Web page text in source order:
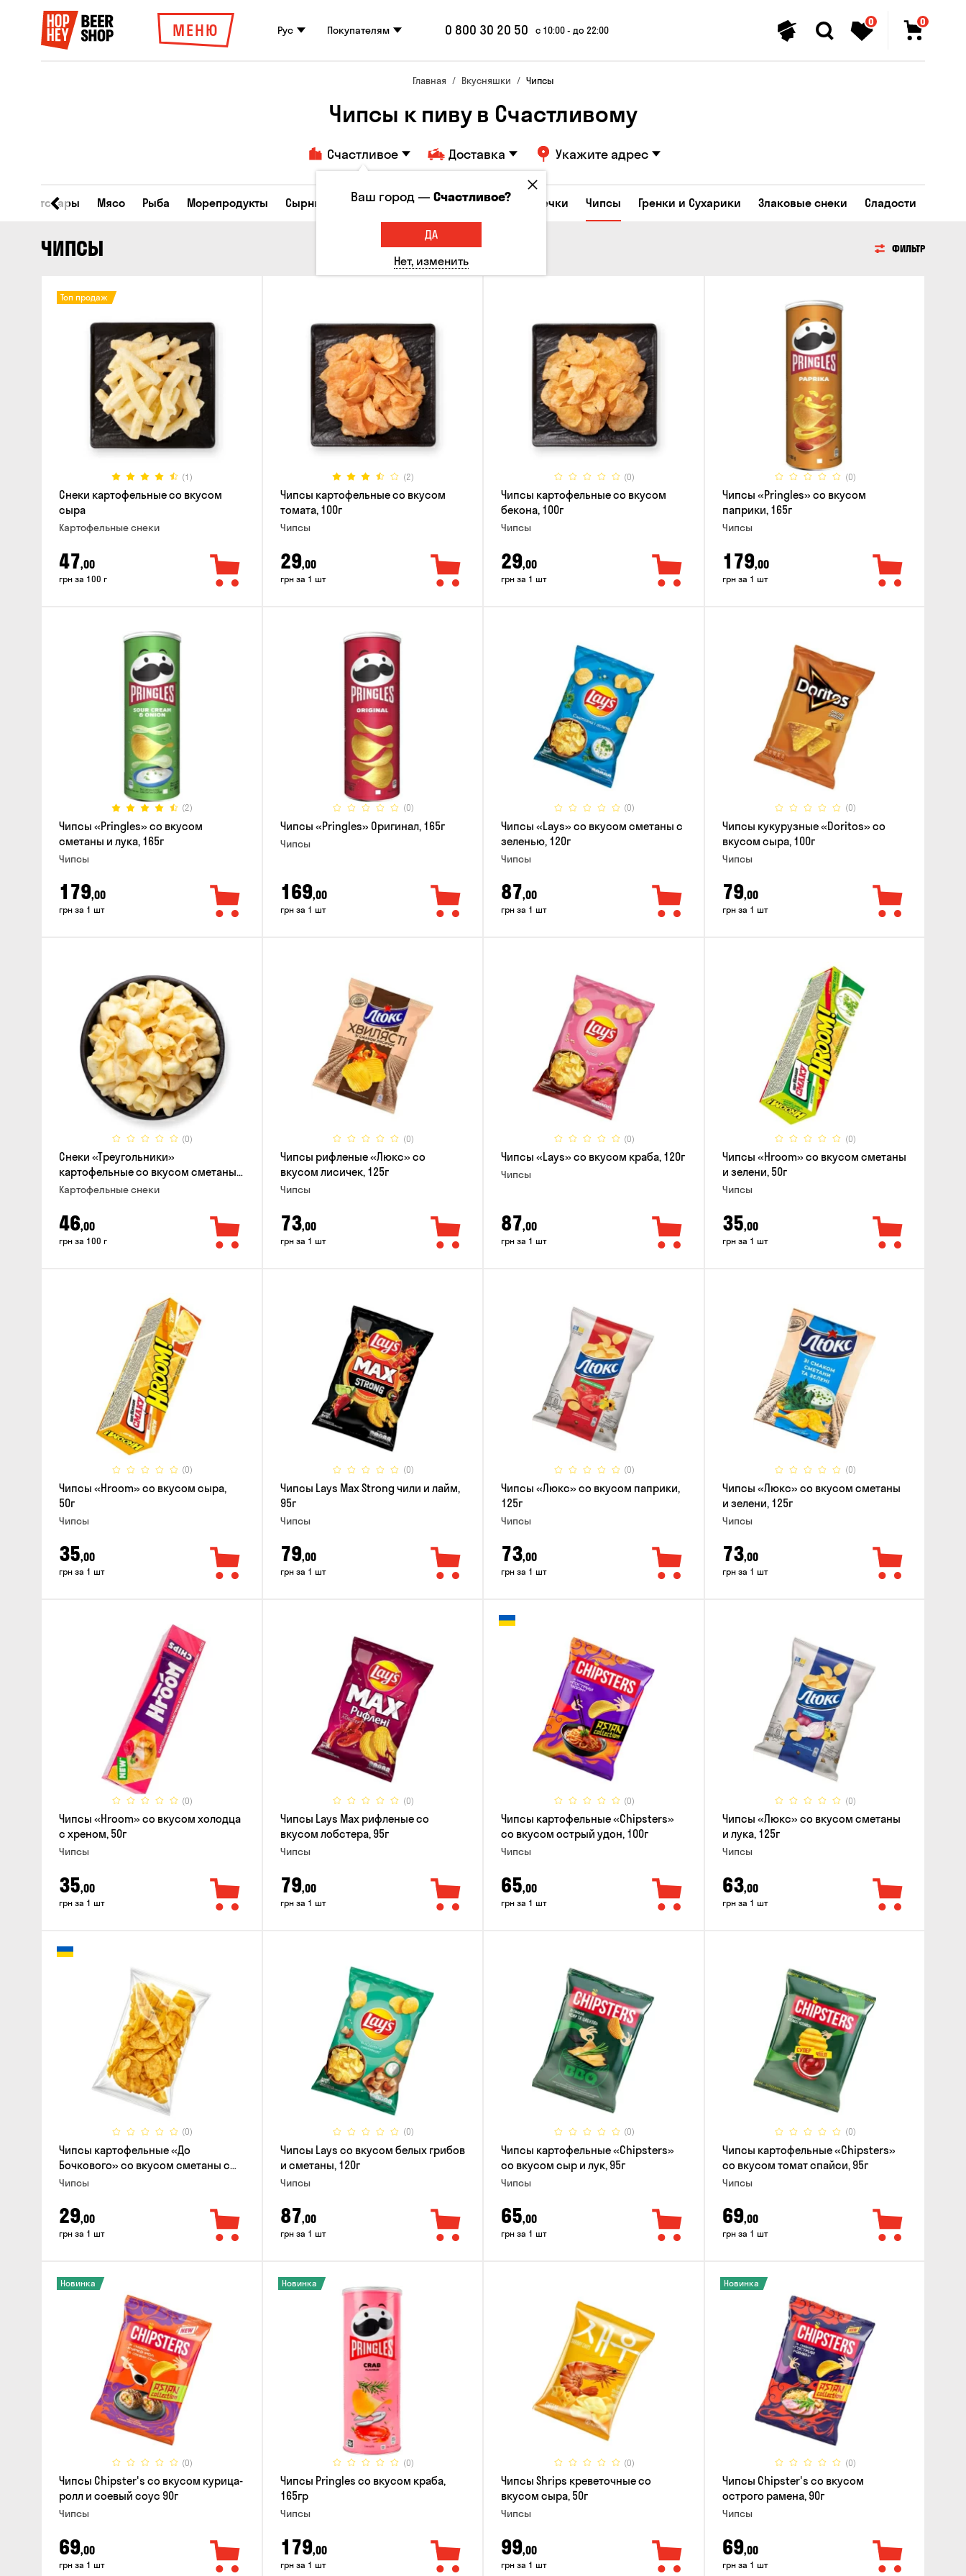
МЕНЮ Рус Покупателям 0 800 30 20 50 с 10:00 - до 22:00
0 0
Главная Вкусняшки Чипсы
Чипсы к пиву в Счастливому
Счастливое Доставка Укажите адрес
Все товары Мясо Рыба Морепродукты Сырные закуски Орешки Кукуруза Семечки Чипсы Гренки и Сухарики Злаковые снеки Сладости
ЧИПСЫ ФИЛЬТР
(1)
Топ продаж
Снеки картофельные со вкусом
сыра
Картофельные снеки
47,00
грн за 100 г
(2)
Чипсы картофельные со вкусом
томата, 100г
Чипсы
29,00
грн за 1 шт
(0)
Чипсы картофельные со вкусом
бекона, 100г
Чипсы
29,00
грн за 1 шт
(0)
Чипсы «Pringles» со вкусом
паприки, 165г
Чипсы
179,00
грн за 1 шт
(2)
Чипсы «Pringles» со вкусом
сметаны и лука, 165г
Чипсы
179,00
грн за 1 шт
(0)
Чипсы «Pringles» Оригинал, 165г
Чипсы
169,00
грн за 1 шт
(0)
Чипсы «Lays» со вкусом сметаны с
зеленью, 120г
Чипсы
87,00
грн за 1 шт
(0)
Чипсы кукурузные «Doritos» со
вкусом сыра, 100г
Чипсы
79,00
грн за 1 шт
(0)
Снеки «Треугольники»
картофельные со вкусом сметаны
с луком
Картофельные снеки
46,00
грн за 100 г
(0)
Чипсы рифленые «Люкс» со
вкусом лисичек, 125г
Чипсы
73,00
грн за 1 шт
(0)
Чипсы «Lays» со вкусом краба, 120г
Чипсы
87,00
грн за 1 шт
(0)
Чипсы «Hroom» со вкусом сметаны
и зелени, 50г
Чипсы
35,00
грн за 1 шт
(0)
Чипсы «Hroom» со вкусом сыра,
50г
Чипсы
35,00
грн за 1 шт
(0)
Чипсы Lays Max Strong чили и лайм,
95г
Чипсы
79,00
грн за 1 шт
(0)
Чипсы «Люкс» со вкусом паприки,
125г
Чипсы
73,00
грн за 1 шт
(0)
Чипсы «Люкс» со вкусом сметаны
и зелени, 125г
Чипсы
73,00
грн за 1 шт
(0)
Чипсы «Hroom» со вкусом холодца
с хреном, 50г
Чипсы
35,00
грн за 1 шт
(0)
Чипсы Lays Max рифленые со
вкусом лобстера, 95г
Чипсы
79,00
грн за 1 шт
(0)
Чипсы картофельные «Chipsters»
со вкусом острый удон, 100г
Чипсы
65,00
грн за 1 шт
(0)
Чипсы «Люкс» со вкусом сметаны
и лука, 125г
Чипсы
63,00
грн за 1 шт
(0)
Чипсы картофельные «До
Бочкового» со вкусом сметаны с
зеленью, 100г
Чипсы
29,00
грн за 1 шт
(0)
Чипсы Lays со вкусом белых грибов
и сметаны, 120г
Чипсы
87,00
грн за 1 шт
(0)
Чипсы картофельные «Chipsters»
со вкусом сыр и лук, 95г
Чипсы
65,00
грн за 1 шт
(0)
Чипсы картофельные «Chipsters»
со вкусом томат спайси, 95г
Чипсы
69,00
грн за 1 шт
(0)
Новинка
Чипсы Chipster's со вкусом курица-
ролл и соевый соус 90г
Чипсы
69,00
грн за 1 шт
(0)
Новинка
Чипсы Pringles со вкусом краба,
165гр
Чипсы
179,00
грн за 1 шт
(0)
Чипсы Shrips креветочные со
вкусом сыра, 50г
Чипсы
99,00
грн за 1 шт
(0)
Новинка
Чипсы Chipster's со вкусом
острого рамена, 90г
Чипсы
69,00
грн за 1 шт
Ваш город —Счастливое?
ДА
Нет, изменить